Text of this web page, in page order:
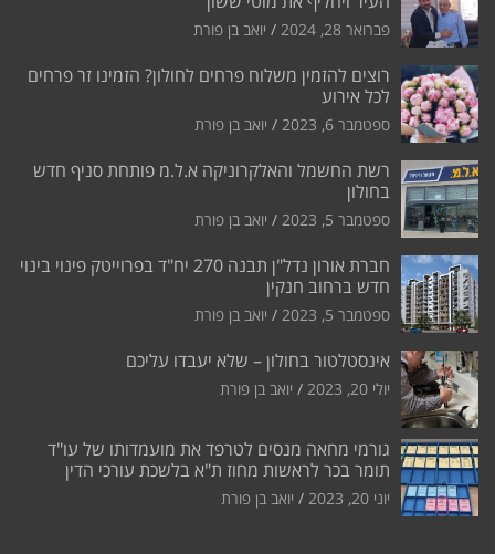
פברואר 28, 2024 יואב בן פורת
רוצים להזמין משלוח פרחים לחולון? הזמינו זר פרחים
לכל אירוע
ספטמבר 6, 2023 יואב בן פורת
רשת החשמל והאלקרוניקה א.ל.מ פותחת סניף חדש
בחולון
ספטמבר 5, 2023 יואב בן פורת
חברת אורון נדל"ן תבנה 270 יח"ד בפרוייטק פינוי בינוי
חדש ברחוב חנקין
ספטמבר 5, 2023 יואב בן פורת
אינסטלטור בחולון – שלא יעבדו עליכם
יולי 20, 2023 יואב בן פורת
גורמי מחאה מנסים לטרפד את מועמדותו של עו"ד
תומר בכר לראשות מחוז ת"א בלשכת עורכי הדין
יוני 20, 2023 יואב בן פורת